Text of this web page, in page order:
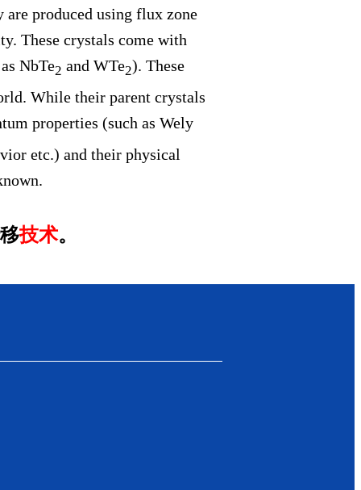
produced using flux zone
These crystals come with
NbTe2 and WTe2). These
While their parent crystals
properties (such as Wely
etc.) and their physical
技术。